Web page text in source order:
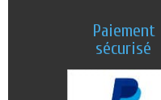
Paiement
sécurisé